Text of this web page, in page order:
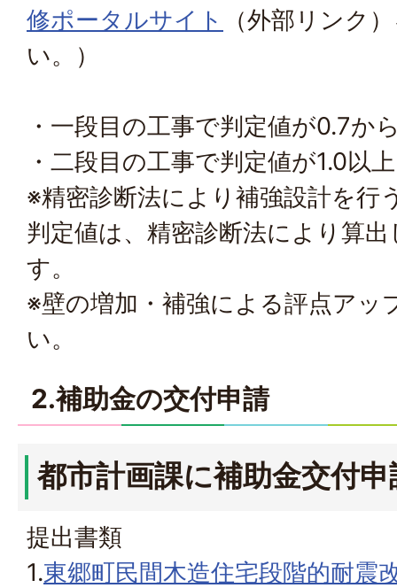
修ポータルサイト
（外部リンク）
い。）
・一段目の工事で判定値が0.7か
・二段目の工事で判定値が1.0以
※精密診断法により補強設計を行
判定値は、精密診断法により算
す。
※壁の増加・補強による評点アッ
い。
2.補助金の交付申請
都市計画課に補助金交付
提出書類
1.東郷町民間木造住宅段階的耐震